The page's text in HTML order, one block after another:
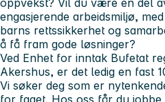
engasjerende arbeidsmiljø,
barns rettssikkerhet og
å få fram gode løsninger?
Ved Enhet for inntak Bufetat
Akershus, er det ledig en fast
Vi søker deg som er
for faget. Hos oss får du